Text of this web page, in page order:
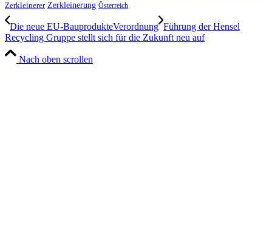
Zerkleinerer Zerkleinerung Österreich
Die neue EU-BauprodukteVerordnung Führung der Hensel
Recycling Gruppe stellt sich für die Zukunft neu auf
Nach oben scrollen